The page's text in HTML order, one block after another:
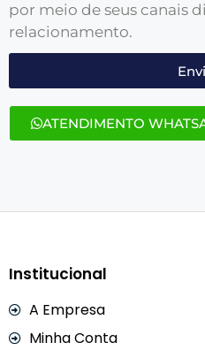
por meio de seus canais
relacionamento.
ATENDIMENTO
Institucional
A Empresa
Minha Conta